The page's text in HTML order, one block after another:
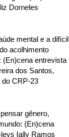
Dorneles
mental e a difícil
acolhimento
(En)cena entrevista
dos Santos,
do CRP-23
gênero,
(En)cena
Ially Ramos